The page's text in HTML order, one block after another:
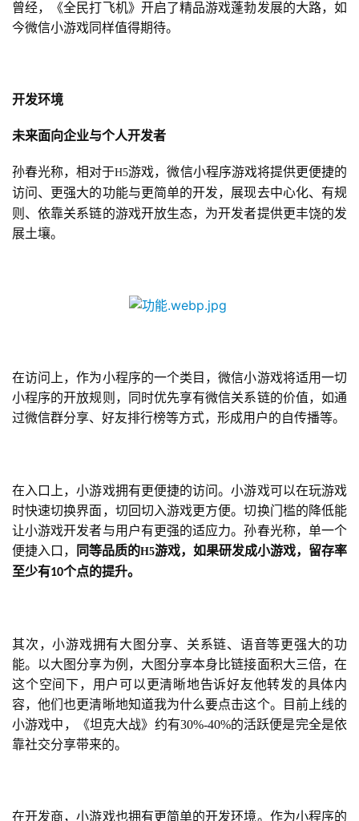
首
页
游
茶
游
戏
业
界
曾经，《全民打飞机》开启了精品游戏蓬勃发展的大路，如
今微信小游戏同样值得期待。
开发环境
未来面向企业与个人开发者
孙春光称，相对于H5游戏，微信小程序游戏将提供更便捷的
访问、更强大的功能与更简单的开发， 展现去中心化、有规
则、依靠关系链的游戏开放生态，为开发者提供更丰饶的发
展土壤。
在访问上，作为小程序的一个类目，微信小游戏将适用一切
小程序的开放规则，同时优先享有微信关系链的价值，如通
过微信群分享、好友排行榜等方式，形成用户的自传播等。
在入口上，小游戏拥有更便捷的访问。小游戏可以在玩游戏
时快速切换界面，切回切入游戏更方便。切换门槛的降低能
让小游戏开发者与用户有更强的适应力。孙春光称，单一个
便捷入口，
同等品质的H5游戏，如果研发成小游戏，留存率
至少有10个点的提升。
其次，小游戏拥有大图分享、关系链、语音等更强大的功
能。以大图分享为例，大图分享本身比链接面积大三倍，在
这个空间下，用户可以更清晰地告诉好友他转发的具体内
容，他们也更清晰地知道我为什么要点击这个。目前上线的
小游戏中，《坦克大战》约有30%-40%的活跃便是完全是依
靠社交分享带来的。
在开发商，小游戏也拥有更简单的开发环境。作为小程序的